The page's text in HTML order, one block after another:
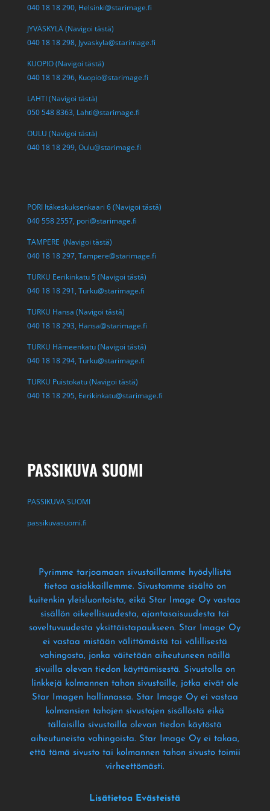
040 18 18 290, Helsinki@starimage.fi
JYVÄSKYLÄ (Navigoi tästä)
040 18 18 298, Jyvaskyla@starimage.fi
KUOPIO (Navigoi tästä)
040 18 18 296, Kuopio@starimage.fi
LAHTI (Navigoi tästä)
050 548 8363, Lahti@starimage.fi
OULU (Navigoi tästä)
040 18 18 299, Oulu@starimage.fi
PORI Itäkeskuksenkaari 6 (Navigoi tästä)
040 558 2557, pori@starimage.fi
TAMPERE (Navigoi tästä)
040 18 18 297, Tampere@starimage.fi
TURKU Eerikinkatu 5 (Navigoi tästä)
040 18 18 291, Turku@starimage.fi
TURKU Hansa (Navigoi tästä)
040 18 18 293, Hansa@starimage.fi
TURKU Hämeenkatu (Navigoi tästä)
040 18 18 294, Turku@starimage.fi
TURKU Puistokatu (Navigoi tästä)
040 18 18 295, Eerikinkatu@starimage.fi
PASSIKUVA SUOMI
PASSIKUVA SUOMI
passikuvasuomi.fi
Pyrimme tarjoamaan sivustoillamme hyödyllistä
tietoa asiakkaillemme. Sivustomme sisältö on
kuitenkin yleisluontoista, eikä Star Image Oy vastaa
sisällön oikeellisuudesta, ajantasaisuudesta tai
soveltuvuudesta yksittäistapaukseen. Star Image Oy
ei vastaa mistään välittömästä tai välillisestä
vahingosta, jonka väitetään aiheutuneen näillä
sivuilla olevan tiedon käyttämisestä. Sivustolla on
linkkejä kolmannen tahon sivustoille, jotka eivät ole
Star Imagen hallinnassa. Star Image Oy ei vastaa
kolmansien tahojen sivustojen sisällöstä eikä
tällaisilla sivustoilla olevan tiedon käytöstä
aiheutuneista vahingoista. Star Image Oy ei takaa,
että tämä sivusto tai kolmannen tahon sivusto toimii
virheettömästi.
Lisätietoa Evästeistä